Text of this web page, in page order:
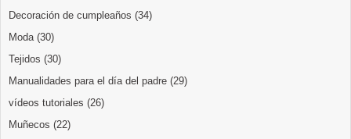
Decoración de cumpleaños (34)
Moda (30)
Tejidos (30)
Manualidades para el día del padre (29)
vídeos tutoriales (26)
Muñecos (22)